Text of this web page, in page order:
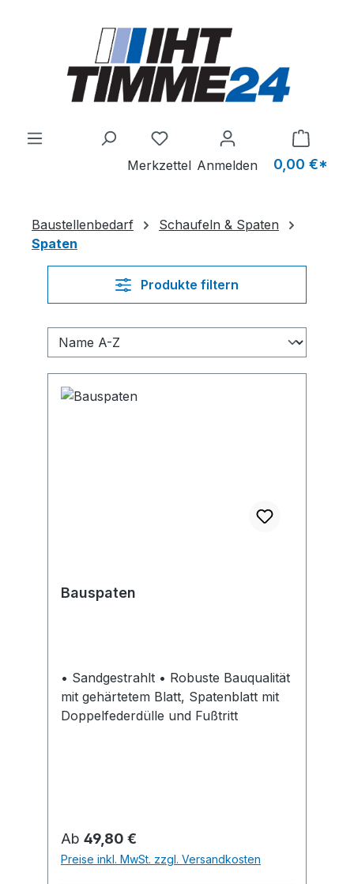
Du hast 0 Produkte auf dem
Merkzettel Anmelden 0,00 €*
Baustellenbedarf
Schaufeln & Spaten
Spaten
Produkte filtern
Bauspaten
• Sandgestrahlt • Robuste Bauqualität
mit gehärtetem Blatt, Spatenblatt mit
Doppelfederdülle und Fußtritt
Regulärer Preis:
Ab 49,80 €
Preise inkl. MwSt. zzgl. Versandkosten